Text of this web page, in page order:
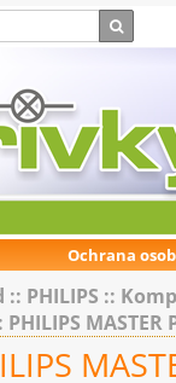
Ochrana
:: PHILIPS ::
PHILIPS